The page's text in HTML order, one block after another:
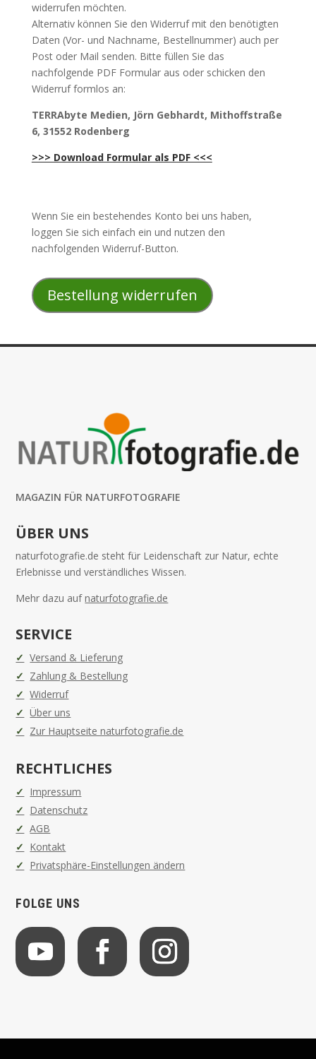
widerrufen möchten.
Alternativ können Sie den Widerruf mit den benötigten
Daten (Vor- und Nachname, Bestellnummer) auch per
Post oder Mail senden. Bitte füllen Sie das
nachfolgende PDF Formular aus oder schicken den
Widerruf formlos an:
TERRAbyte Medien, Jörn Gebhardt, Mithoffstraße
6, 31552 Rodenberg
>>> Download Formular als PDF <<<
Wenn Sie ein bestehendes Konto bei uns haben,
loggen Sie sich einfach ein und nutzen den
nachfolgenden Widerruf-Button.
Bestellung widerrufen
MAGAZIN FÜR NATURFOTOGRAFIE
ÜBER UNS
naturfotografie.de steht für Leidenschaft zur Natur, echte
Erlebnisse und verständliches Wissen.
Mehr dazu aufnaturfotografie.de
SERVICE
Versand & Lieferung
Zahlung & Bestellung
Widerruf
Über uns
Zur Hauptseite naturfotografie.de
RECHTLICHES
Impressum
Datenschutz
AGB
Kontakt
Privatsphäre-Einstellungen ändern
FOLGE UNS